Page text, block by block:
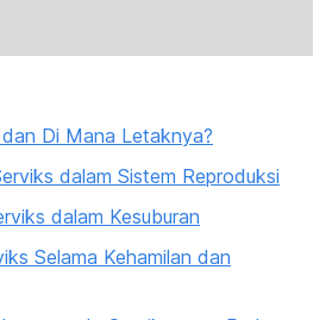
Di Mana Letaknya?
dalam Sistem Reproduksi
dalam Kesuburan
Selama Kehamilan dan